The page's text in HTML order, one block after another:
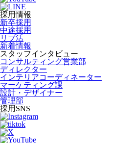
採用情報
新卒採用
中途採用
リブ活
新着情報
スタッフインタビュー
コンサルティング営業部
ディレクター
インテリアコーディネーター
マーケティング課
設計・デザイナー
管理部
採用SNS